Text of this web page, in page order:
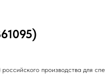
производства для